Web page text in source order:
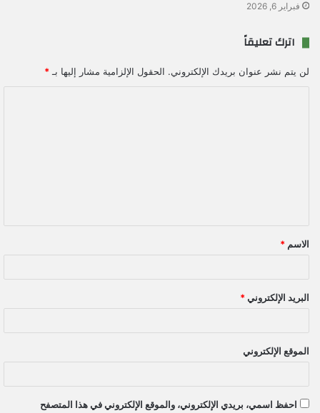
فبراير 6, 2026
اترك تعليقاً
لن يتم نشر عنوان بريدك الإلكتروني. الحقول الإلزامية مشار إليها بـ *
ق
*
الاسم *
البريد الإلكتروني *
الموقع الإلكتروني
احفظ اسمي، بريدي الإلكتروني، والموقع الإلكتروني في هذا المتصفح